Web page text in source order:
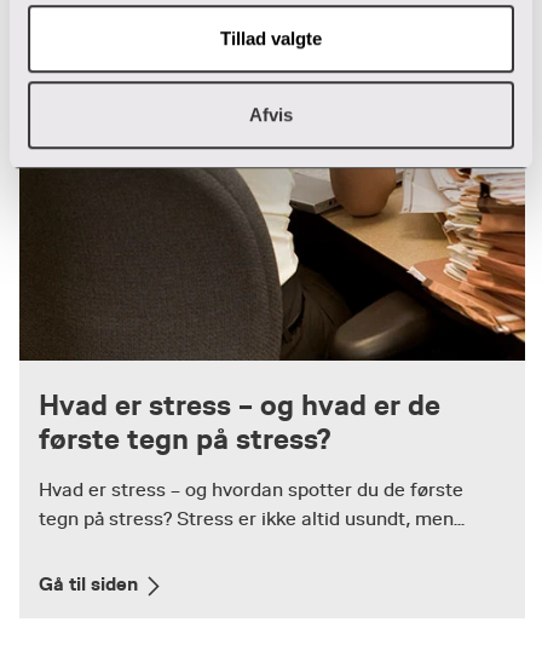
Tillad valgte
Afvis
Hvad er stress – og hvad er de
første tegn på stress?
Hvad er stress – og hvordan spotter du de første
tegn på stress? Stress er ikke altid usundt, men...
Gå til siden